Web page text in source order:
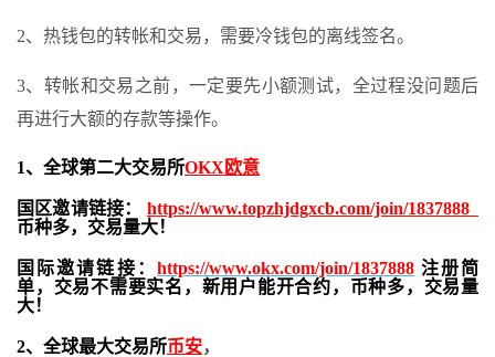
2、热钱包的转帐和交易，需要冷钱包的离线签名。
3、转帐和交易之前，一定要先小额测试，全过程没问题后
再进行大额的存款等操作。
1、全球第二大交易所OKX欧意
国区邀请链接： https://www.topzhjdgxcb.com/join/1837888
币种多，交易量大！
国际邀请链接： https://www.okx.com/join/1837888注册简
单，交易不需要实名，新用户能开合约， 币种多，交易量
大！
2、全球最大交易所币安，